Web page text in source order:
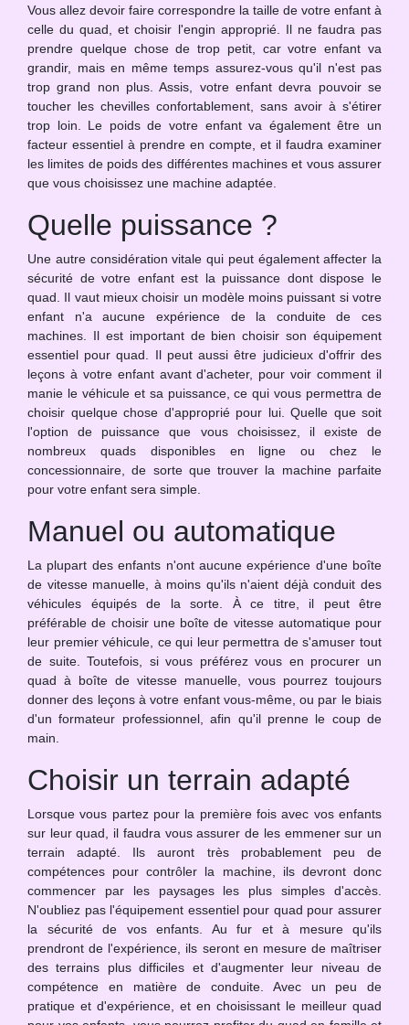
Vous allez devoir faire correspondre la taille de votre enfant à
celle du quad, et choisir l'engin approprié. Il ne faudra pas
prendre quelque chose de trop petit, car votre enfant va
grandir, mais en même temps assurez-vous qu'il n'est pas
trop grand non plus. Assis, votre enfant devra pouvoir se
toucher les chevilles confortablement, sans avoir à s'étirer
trop loin. Le poids de votre enfant va également être un
facteur essentiel à prendre en compte, et il faudra examiner
les limites de poids des différentes machines et vous assurer
que vous choisissez une machine adaptée.
Quelle puissance ?
Une autre considération vitale qui peut également affecter la
sécurité de votre enfant est la puissance dont dispose le
quad. Il vaut mieux choisir un modèle moins puissant si votre
enfant n'a aucune expérience de la conduite de ces
machines. Il est important de bien choisir son équipement
essentiel pour quad. Il peut aussi être judicieux d'offrir des
leçons à votre enfant avant d'acheter, pour voir comment il
manie le véhicule et sa puissance, ce qui vous permettra de
choisir quelque chose d'approprié pour lui. Quelle que soit
l'option de puissance que vous choisissez, il existe de
nombreux quads disponibles en ligne ou chez le
concessionnaire, de sorte que trouver la machine parfaite
pour votre enfant sera simple.
Manuel ou automatique
La plupart des enfants n'ont aucune expérience d'une boîte
de vitesse manuelle, à moins qu'ils n'aient déjà conduit des
véhicules équipés de la sorte. À ce titre, il peut être
préférable de choisir une boîte de vitesse automatique pour
leur premier véhicule, ce qui leur permettra de s'amuser tout
de suite. Toutefois, si vous préférez vous en procurer un
quad à boîte de vitesse manuelle, vous pourrez toujours
donner des leçons à votre enfant vous-même, ou par le biais
d'un formateur professionnel, afin qu'il prenne le coup de
main.
Choisir un terrain adapté
Lorsque vous partez pour la première fois avec vos enfants
sur leur quad, il faudra vous assurer de les emmener sur un
terrain adapté. Ils auront très probablement peu de
compétences pour contrôler la machine, ils devront donc
commencer par les paysages les plus simples d'accès.
N'oubliez pas l'équipement essentiel pour quad pour assurer
la sécurité de vos enfants. Au fur et à mesure qu'ils
prendront de l'expérience, ils seront en mesure de maîtriser
des terrains plus difficiles et d'augmenter leur niveau de
compétence en matière de conduite. Avec un peu de
pratique et d'expérience, et en choisissant le meilleur quad